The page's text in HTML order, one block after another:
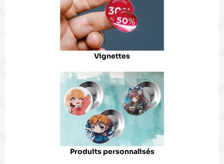
Vignettes
Produits personnalisés